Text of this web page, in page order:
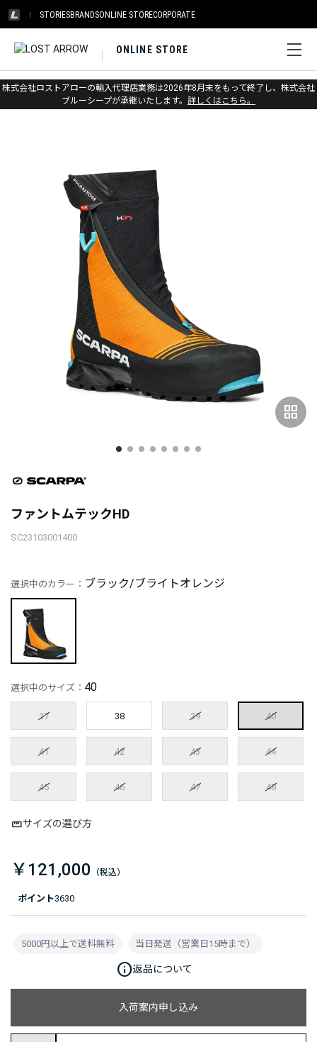
STORIESBRANDSONLINE STORECORPORATE
ONLINE STORE
株式会社ロストアローの輸入代理店業務は2026年8月末をもって終了し、株式会社
ブルーシープが承継いたします。 詳しくはこちら。
ホーム > スカルパ > ウィンター
grid_view
ファントムテックHD
SC23103001400
ポイント3630
選択中のカラー： ブラック/ブライトオレンジ
選択中のサイズ： 40
37 38 39 40
41 42 43 44
45 46 47 48
サイズの選び方
￥121,000
入荷案内申し込み
5000円以上で送料無料 当日発送（営業日15時まで）
info返品について